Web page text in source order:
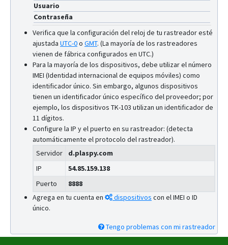
Usuario
Contraseña
Verifica que la configuración del reloj de tu rastreador esté
ajustada UTC-0o GMT. (La mayoría de los rastreadores
vienen de fábrica configurados en UTC.)
Para la mayoría de los dispositivos, debe utilizar el número
IMEI (Identidad internacional de equipos móviles) como
identificador único. Sin embargo, algunos dispositivos
tienen un identificador único específico del proveedor; por
ejemplo, los dispositivos TK-103 utilizan un identificador de
11 dígitos.
Configure la IP y el puerto en su rastreador: (detecta
automáticamente el protocolo del rastreador).
Servidor
d.plaspy.com
IP
54.85.159.138
Puerto
8888
Agrega en tu cuenta en
dispositivos con el IMEI o ID
único.
Tengo problemas con mi rastreador